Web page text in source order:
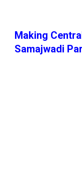
Making
Samajwadi